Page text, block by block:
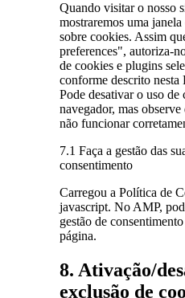
Quando visitar o nosso
mostraremos uma
sobre cookies. Assim
preferences", autoriza-
de cookies e plugins
conforme descrito nesta
Pode desativar o uso de
navegador, mas
não funcionar
7.1 Faça a gestão das
consentimento
Carregou a Política de
javascript. No AMP,
gestão de
página.
8. Ativação/
exclusão de